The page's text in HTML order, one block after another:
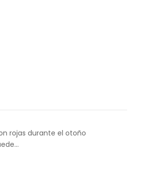
rojas durante el otoño